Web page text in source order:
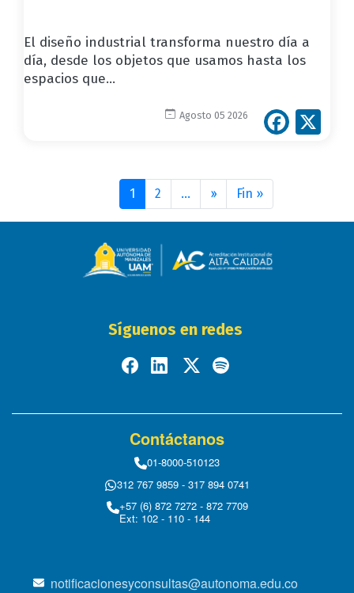
El diseño industrial transforma nuestro día a
día, desde los objetos que usamos hasta los
espacios que...
Agosto 05 2026
Paginación
1 2 … ››Siguiente
página
Fin »Última
página
Síguenos en redes
Contáctanos
01-8000-510123
312 767 9859 - 317 894 0741
+57 (6) 872 7272 - 872 7709
Ext: 102 - 110 - 144
notificacionesyconsultas@autonoma.edu.co